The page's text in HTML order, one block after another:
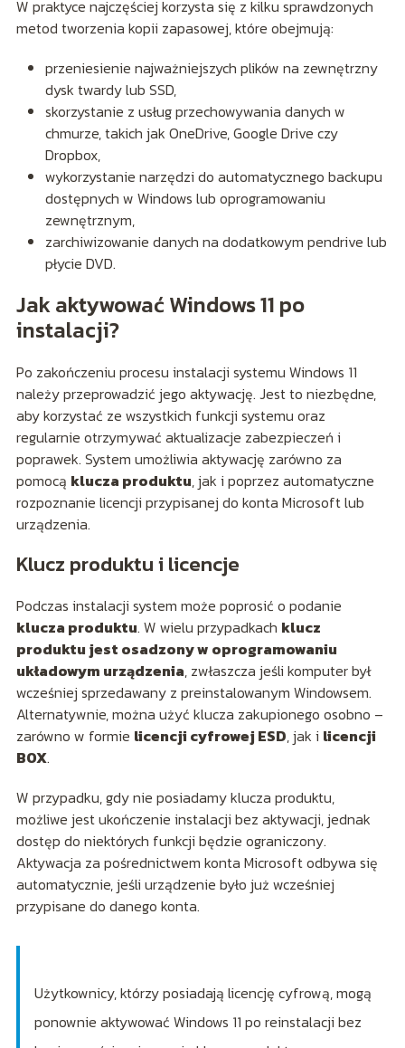
W praktyce najczęściej korzysta się z kilku sprawdzonych
metod tworzenia kopii zapasowej, które obejmują:
przeniesienie najważniejszych plików na zewnętrzny
dysk twardy lub SSD,
skorzystanie z usług przechowywania danych w
chmurze, takich jak OneDrive, Google Drive czy
Dropbox,
wykorzystanie narzędzi do automatycznego backupu
dostępnych w Windows lub oprogramowaniu
zewnętrznym,
zarchiwizowanie danych na dodatkowym pendrive lub
płycie DVD.
Jak aktywować Windows 11 po
instalacji?
Po zakończeniu procesu instalacji systemu Windows 11
należy przeprowadzić jego aktywację. Jest to niezbędne,
aby korzystać ze wszystkich funkcji systemu oraz
regularnie otrzymywać aktualizacje zabezpieczeń i
poprawek. System umożliwia aktywację zarówno za
pomocą klucza produktu, jak i poprzez automatyczne
rozpoznanie licencji przypisanej do konta Microsoft lub
urządzenia.
Klucz produktu i licencje
Podczas instalacji system może poprosić o podanie
klucza produktu. W wielu przypadkach klucz
produktu jest osadzony w oprogramowaniu
układowym urządzenia, zwłaszcza jeśli komputer był
wcześniej sprzedawany z preinstalowanym Windowsem.
Alternatywnie, można użyć klucza zakupionego osobno –
zarówno w formie licencji cyfrowej ESD, jak i licencji
BOX.
W przypadku, gdy nie posiadamy klucza produktu,
możliwe jest ukończenie instalacji bez aktywacji, jednak
dostęp do niektórych funkcji będzie ograniczony.
Aktywacja za pośrednictwem konta Microsoft odbywa się
automatycznie, jeśli urządzenie było już wcześniej
przypisane do danego konta.
Użytkownicy, którzy posiadają licencję cyfrową, mogą
ponownie aktywować Windows 11 po reinstalacji bez